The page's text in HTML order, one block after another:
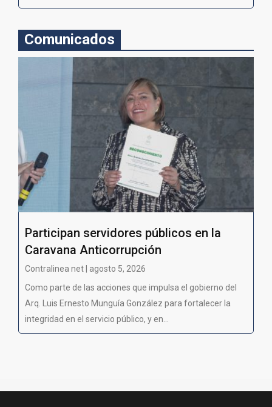
Comunicados
Participan servidores públicos en la
Caravana Anticorrupción
Contralinea net | agosto 5, 2026
Como parte de las acciones que impulsa el gobierno del
Arq. Luis Ernesto Munguía González para fortalecer la
integridad en el servicio público, y en...